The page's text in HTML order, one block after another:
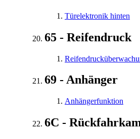
Türelektronik hinten
65 - Reifendruck
69 - Anhänger
Anhängerfunktion
6C -